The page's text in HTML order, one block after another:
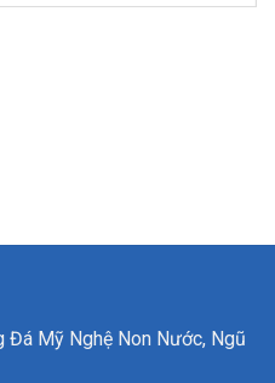
Đá Mỹ Nghệ Non Nước, Ngũ